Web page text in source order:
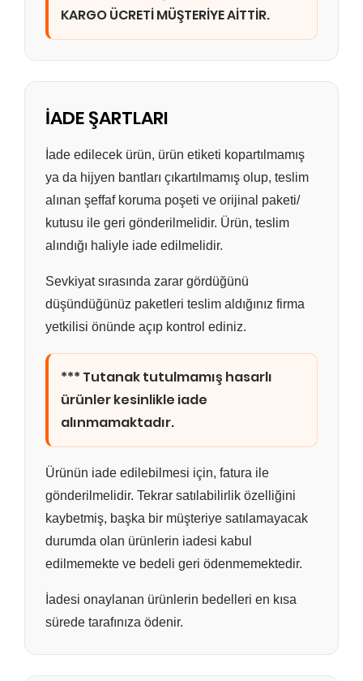
KARGO ÜCRETİ MÜŞTERİYE AİTTİR.
İADE ŞARTLARI
İade edilecek ürün, ürün etiketi kopartılmamış
ya da hijyen bantları çıkartılmamış olup, teslim
alınan şeffaf koruma poşeti ve orijinal paketi/
kutusu ile geri gönderilmelidir. Ürün, teslim
alındığı haliyle iade edilmelidir.
Sevkiyat sırasında zarar gördüğünü
düşündüğünüz paketleri teslim aldığınız firma
yetkilisi önünde açıp kontrol ediniz.
*** Tutanak tutulmamış hasarlı
ürünler kesinlikle iade
alınmamaktadır.
Ürünün iade edilebilmesi için, fatura ile
gönderilmelidir. Tekrar satılabilirlik özelliğini
kaybetmiş, başka bir müşteriye satılamayacak
durumda olan ürünlerin iadesi kabul
edilmemekte ve bedeli geri ödenmemektedir.
İadesi onaylanan ürünlerin bedelleri en kısa
sürede tarafınıza ödenir.